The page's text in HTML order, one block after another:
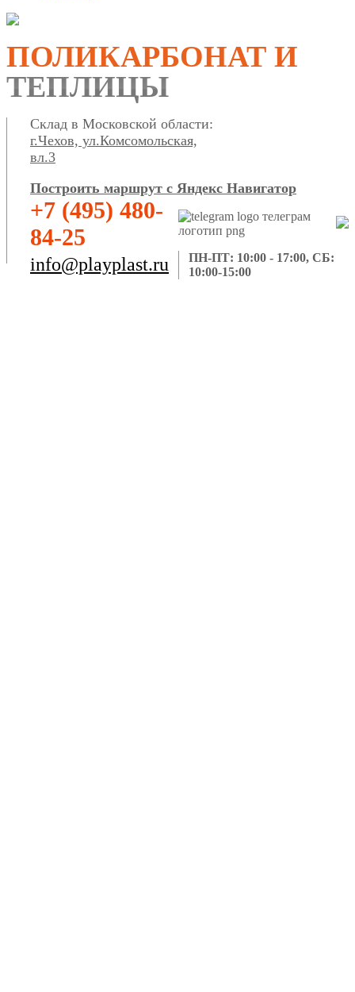
ПОЛИКАРБОНАТ И
ТЕПЛИЦЫ
Склад в Московской области:
г.Чехов, ул.Комсомольская,
вл.3
Построить маршрут с Яндекс Навигатор
+7 (495) 480-
84-25
info@playplast.ru
ПН-ПТ: 10:00 - 17:00, СБ:
10:00-15:00